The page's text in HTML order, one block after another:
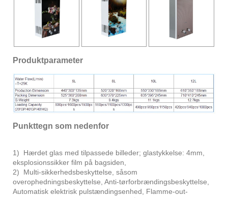
Produktparameter
Punkttegn som nedenfor
1) Hærdet glas med tilpassede billeder; glastykkelse: 4mm,
eksplosionssikker film på bagsiden,
2) Multi-sikkerhedsbeskyttelse, såsom
overophedningsbeskyttelse, Anti-tørforbrændingsbeskyttelse,
Automatisk elektrisk pulstændingsenhed, Flamme-out-